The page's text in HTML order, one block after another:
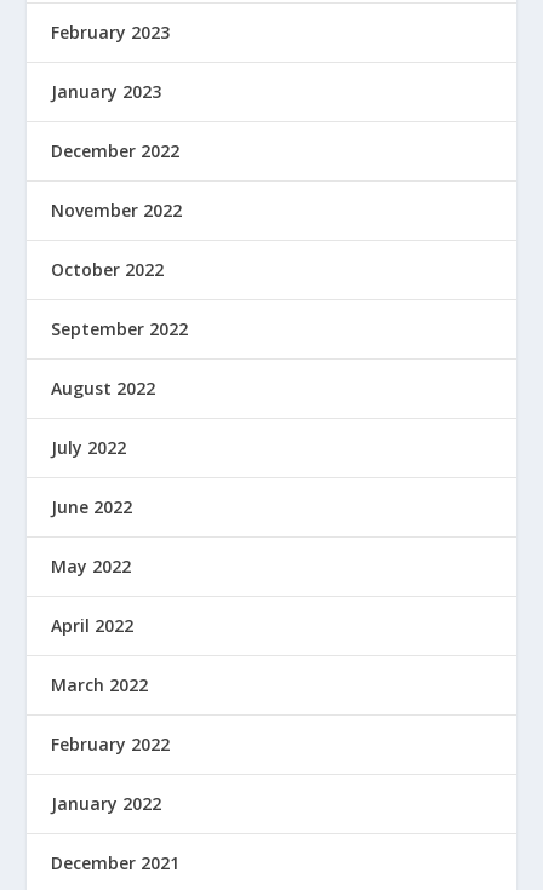
February 2023
January 2023
December 2022
November 2022
October 2022
September 2022
August 2022
July 2022
June 2022
May 2022
April 2022
March 2022
February 2022
January 2022
December 2021